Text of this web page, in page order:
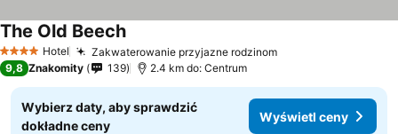
4 KategoriaHotel Zakwaterowanie przyjazne rodzinom
The Old Beech
9,8 Znakomity 139 2.4 km do: Centrum
Wybierz daty, aby sprawdzić
dokładne ceny
Wyświetl ceny